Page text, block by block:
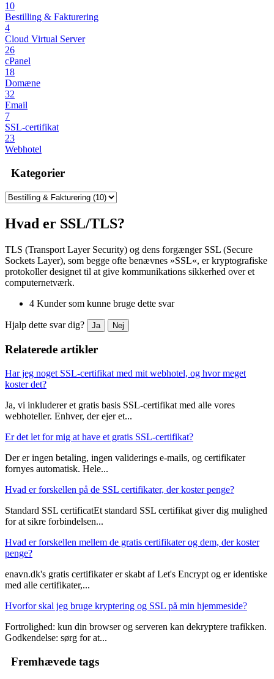
10
Bestilling & Fakturering
4
Cloud Virtual Server
26
cPanel
18
Domæne
32
Email
7
SSL-certifikat
23
Webhotel
Kategorier
Hvad er SSL/TLS?
TLS (Transport Layer Security) og dens forgænger SSL (Secure
Sockets Layer), som begge ofte benævnes »SSL«, er kryptografiske
protokoller designet til at give kommunikations sikkerhed over et
computernetværk.
4 Kunder som kunne bruge dette svar
Hjalp dette svar dig? Ja Nej
Relaterede artikler
Har jeg noget SSL-certifikat med mit webhotel, og hvor meget
koster det?
Ja, vi inkluderer et gratis basis SSL-certifikat med alle vores
webhoteller. Enhver, der ejer et...
Er det let for mig at have et gratis SSL-certifikat?
Der er ingen betaling, ingen validerings e-mails, og certifikater
fornyes automatisk. Hele...
Hvad er forskellen på de SSL certifikater, der koster penge?
Standard SSL certificatEt standard SSL certifikat giver dig mulighed
for at sikre forbindelsen...
Hvad er forskellen mellem de gratis certifikater og dem, der koster
penge?
enavn.dk's gratis certifikater er skabt af Let's Encrypt og er identiske
med alle certifikater,...
Hvorfor skal jeg bruge kryptering og SSL på min hjemmeside?
Fortrolighed: kun din browser og serveren kan dekryptere trafikken.
Godkendelse: sørg for at...
Fremhævede tags